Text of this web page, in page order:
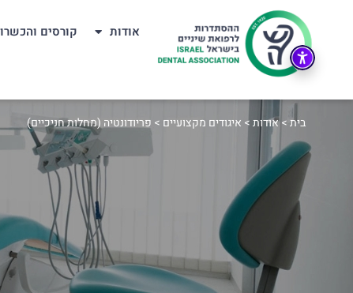
אודות קורסים
בית>אודות> איגודים מקצועיים > פריודונטיה (מחלות חניכיים)